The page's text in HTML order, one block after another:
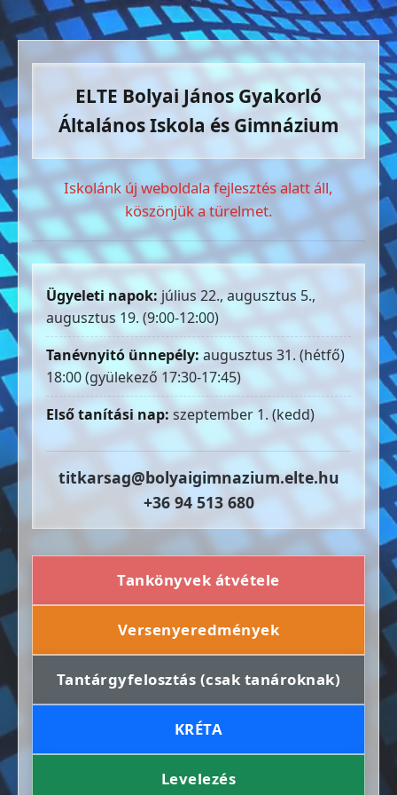
ELTE Bolyai János Gyakorló
Általános Iskola és Gimnázium
Iskolánk új weboldala fejlesztés alatt áll,
köszönjük a türelmet.
Ügyeleti napok: július 22., augusztus 5.,
augusztus 19. (9:00-12:00)
Tanévnyitó ünnepély: augusztus 31. (hétfő)
18:00 (gyülekező 17:30-17:45)
Első tanítási nap: szeptember 1. (kedd)
titkarsag@bolyaigimnazium.elte.hu
+36 94 513 680
Tankönyvek átvétele
Versenyeredmények
Tantárgyfelosztás (csak tanároknak)
KRÉTA
Levelezés